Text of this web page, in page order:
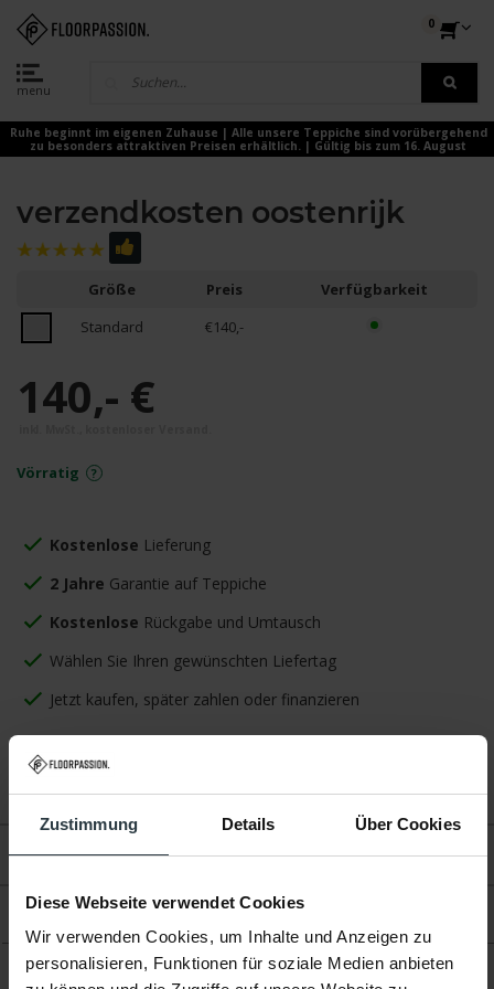
Zustimmung Details Über Cookies
Diese Webseite verwendet Cookies
Wir verwenden Cookies, um Inhalte und Anzeigen zu
personalisieren, Funktionen für soziale Medien anbieten
menu
0
Ruhe beginnt im eigenen Zuhause | Alle unsere Teppiche sind vorübergehend
zu besonders attraktiven Preisen erhältlich. | Gültig bis zum 16. August
verzendkosten oostenrijk
Größe Preis
Verfügbarkeit
Standard
€140,-
140,- €
Vörratig
Kostenlose Lieferung
2 Jahre Garantie auf Teppiche
Kostenlose Rückgabe und Umtausch
Wählen Sie Ihren gewünschten Liefertag
Jetzt kaufen, später zahlen oder finanzieren
Eigenschaften
Bewertungen